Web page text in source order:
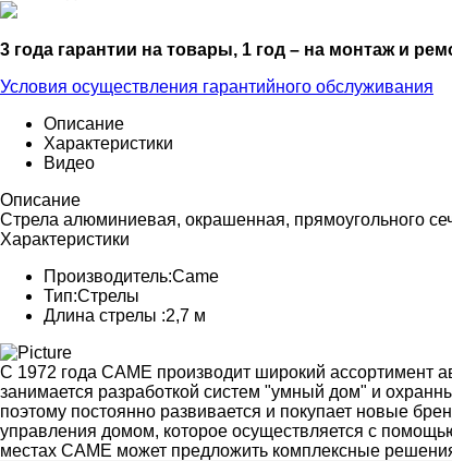
3 года гарантии на товары, 1 год – на монтаж и
Условия осуществления гарантийного обслуживания
Описание
Характеристики
Видео
Описание
Стрела алюминиевая, окрашенная, прямоугольного
Характеристики
Производитель:Came
Тип:Стрелы
Длина стрелы :2,7 м
С 1972 года CAME производит широкий ассортимент
занимается разработкой систем "умный дом" и
поэтому постоянно развивается и покупает новые
управления домом, которое осуществляется с
местах CAME может предложить комплексные